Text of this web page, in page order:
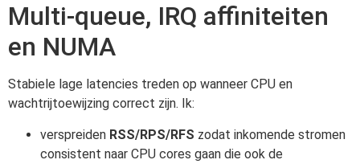
Multi-queue, IRQ affiniteiten
en NUMA
Stabiele lage latencies treden op wanneer CPU en
wachtrijtoewijzing correct zijn. Ik:
verspreiden RSS/RPS/RFS zodat inkomende stromen
consistent naar CPU cores gaan die ook de